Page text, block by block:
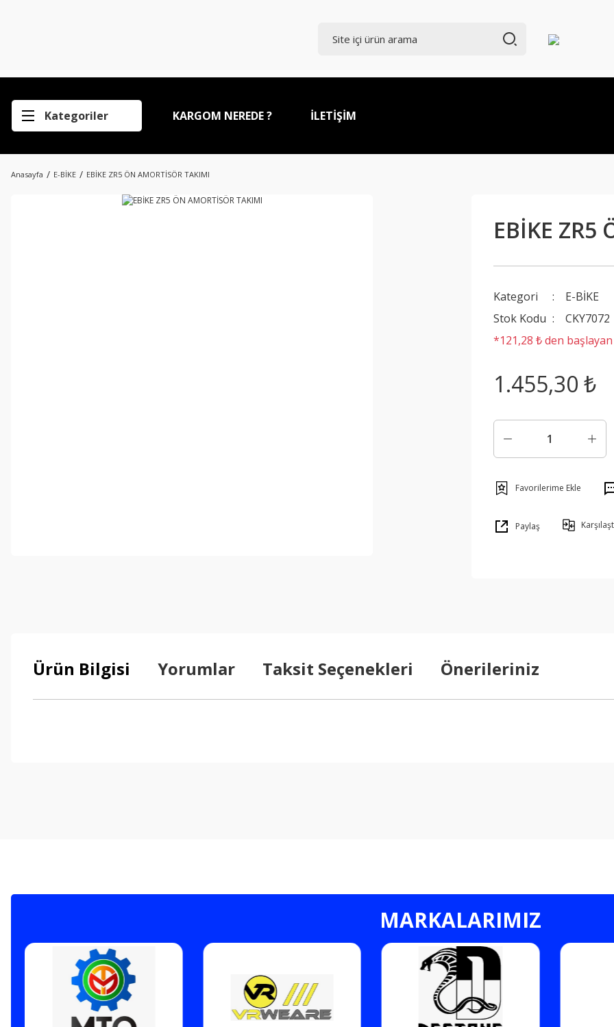
Kategoriler KARGOM NEREDE ? İLETİŞİM
Anasayfa E-BİKE EBİKE ZR5 ÖN AMORTİSÖR TAKIMI
EBİKE ZR5
Kategori
E-BİKE
Stok Kodu
CKY7072
*121,28 ₺ den
1.455,30 ₺
Paylaş
Ürün Bilgisi Yorumlar Taksit Seçenekleri Önerileriniz
Gönder
MARKALARIMIZ